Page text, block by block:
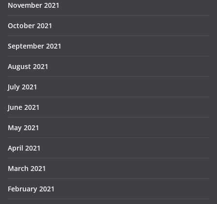
November 2021
October 2021
September 2021
August 2021
July 2021
June 2021
May 2021
April 2021
March 2021
February 2021